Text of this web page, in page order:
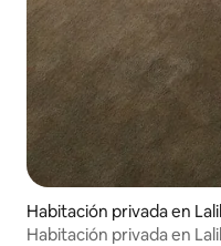
Habitación privada en
Habitación privada en